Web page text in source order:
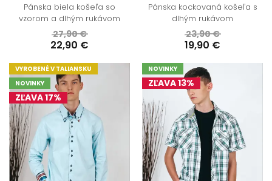
Pánska biela košeľa so
vzorom a dlhým rukávom
27,90 €
22,90 €
Pánska kockovaná košeľa s
dlhým rukávom
23,90 €
19,90 €
VYROBENÉ V TALIANSKU
NOVINKY
ZĽAVA 17%
NOVINKY
ZĽAVA 13%